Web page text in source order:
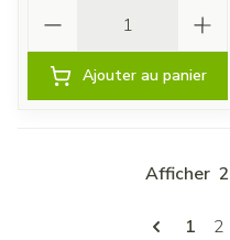
Ajouter au panier
1 2
Afficher